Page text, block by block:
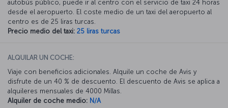
autobús público, puede ir al centro con el servicio de taxi 24 horas
desde el aeropuerto. El coste medio de un taxi del aeropuerto al
centro es de 25 liras turcas.
Precio medio del taxi: 25 liras turcas
ALQUILAR UN COCHE:
Viaje con beneficios adicionales. Alquile un coche de Avis y
disfrute de un 40 % de descuento. El descuento de Avis se aplica a
alquileres mensuales de 4000 Millas.
Alquiler de coche medio: N/A